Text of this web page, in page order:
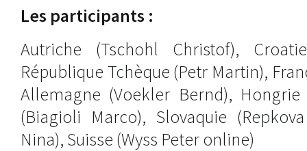
Les participants :
Autriche (Tschohl Christof),
République Tchèque (Petr Martin),
Allemagne (Voekler Bernd),
(Biagioli Marco), Slovaquie
Nina), Suisse (Wyss Peter online)